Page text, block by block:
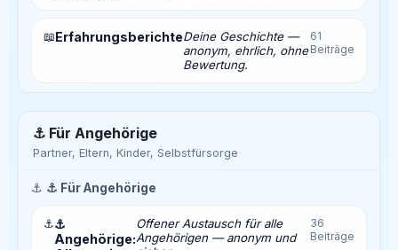
📖ErfahrungsberichteDeine Geschichte —
anonym, ehrlich, ohne
Bewertung.
61
Beiträge
⚓ Für Angehörige
Partner, Eltern, Kinder, Selbstfürsorge
⚓ ⚓ Für Angehörige
⚓⚓
Angehörige:
Offener Austausch für alle
Angehörigen — anonym und
36
Beiträge